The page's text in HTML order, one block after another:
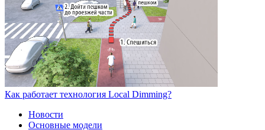
Как работает технология Local Dimming?
Новости
Основные модели